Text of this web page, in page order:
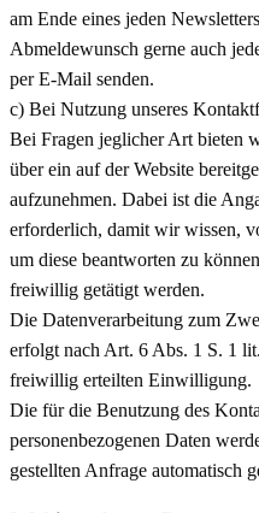
am Ende eines jeden
Abmeldewunsch gerne auch
per E-Mail senden.
c) Bei Nutzung unseres
Bei Fragen jeglicher Art bieten
über ein auf der Website
aufzunehmen. Dabei ist die
erforderlich, damit wir wissen,
um diese beantworten zu
freiwillig getätigt werden.
Die Datenverarbeitung zum
erfolgt nach Art. 6 Abs. 1 S. 1
freiwillig erteilten Einwilligung.
Die für die Benutzung des
personenbezogenen Daten
gestellten Anfrage automatisch